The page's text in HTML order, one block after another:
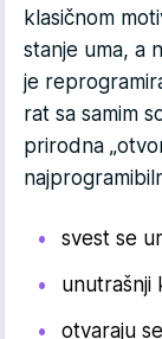
klasičnom
stanje uma, a
je
rat sa samim
prirodna
svest se
unutrašnji
otvaraju